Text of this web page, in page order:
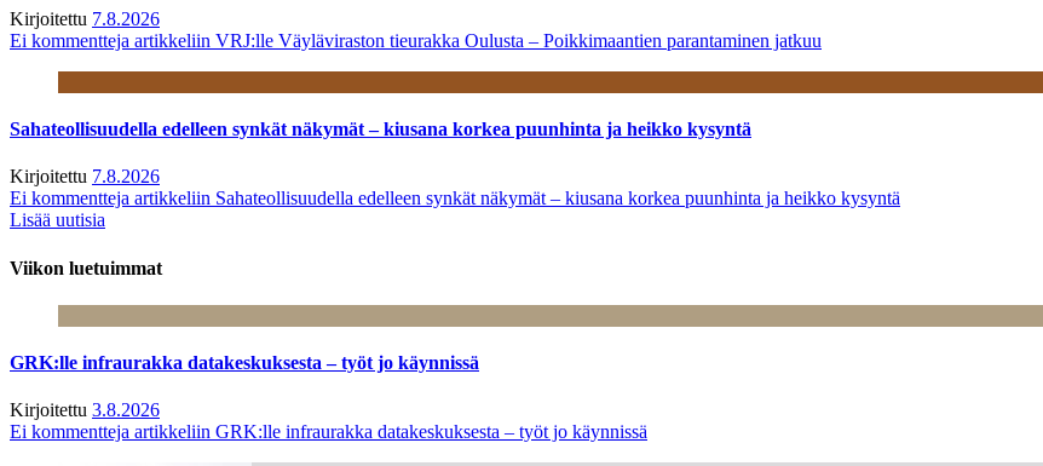
Kirjoitettu 7.8.2026
Ei kommentteja artikkeliin VRJ:lle Väyläviraston tieurakka Oulusta – Poikkimaantien parantaminen jatkuu
Sahateollisuudella edelleen synkät näkymät – kiusana korkea puunhinta ja heikko kysyntä
Kirjoitettu 7.8.2026
Ei kommentteja artikkeliin Sahateollisuudella edelleen synkät näkymät – kiusana korkea puunhinta ja heikko kysyntä
Lisää uutisia
Viikon luetuimmat
GRK:lle infraurakka datakeskuksesta – työt jo käynnissä
Kirjoitettu 3.8.2026
Ei kommentteja artikkeliin GRK:lle infraurakka datakeskuksesta – työt jo käynnissä